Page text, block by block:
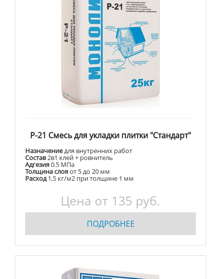
Р-21 Смесь для укладки плитки "Стандарт"
Назначениедля внутренних работ
Состав2в1 клей + ровнитель
Адгезия0.5 МПа
Толщина слояот 5 до 20 мм
Расход1,5 кг/м2 при толщине 1 мм
Цена от 135 руб.
ПОДРОБНЕЕ